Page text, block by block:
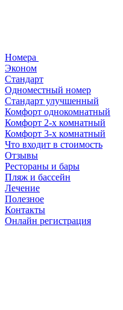
Номера
Эконом
Стандарт
Одноместный номер
Стандарт улучшенный
Комфорт однокомнатный
Комфорт 2-х комнатный
Комфорт 3-х комнатный
Что входит в стоимость
Отзывы
Рестораны и бары
Пляж и бассейн
Лечение
Полезное
Контакты
Онлайн регистрация